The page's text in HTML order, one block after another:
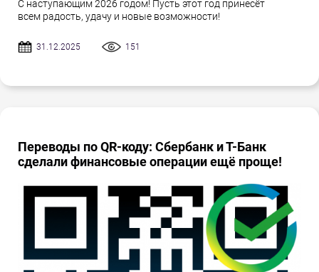
С наступающим 2026 годом! Пусть этот год принесёт
всем радость, удачу и новые возможности!
31.12.2025 151
Переводы по QR-коду: Сбербанк и Т-Банк
сделали финансовые операции ещё проще!